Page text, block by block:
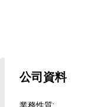
公司資料